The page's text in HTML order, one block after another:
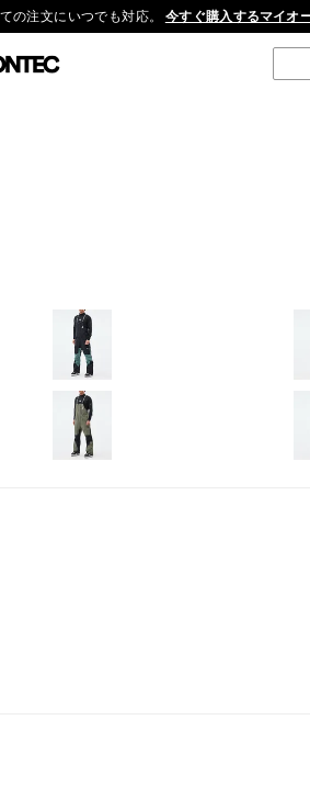
の注文にいつでも対応。 今すぐ購入するマイオ